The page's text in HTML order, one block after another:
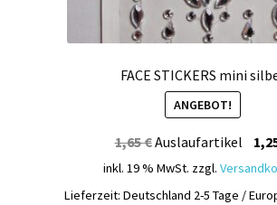
FACE STICKERS mini
ANGEBOT!
1,65€Ursprünglicher
Preis
Auslaufartikel
inkl. 19 % MwSt. zzgl.
Lieferzeit: Deutschland 2-5 Tage /